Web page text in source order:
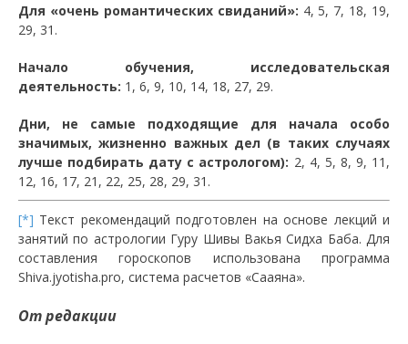
Для «очень романтических свиданий»: 4, 5, 7, 18, 19,
29, 31.
Начало обучения, исследовательская
деятельность: 1, 6, 9, 10, 14, 18, 27, 29.
Дни, не самые подходящие для начала особо
значимых, жизненно важных дел (в таких случаях
лучше подбирать дату с астрологом): 2, 4, 5, 8, 9, 11,
12, 16, 17, 21, 22, 25, 28, 29, 31.
[*] Текст рекомендаций подготовлен на основе лекций и
занятий по астрологии Гуру Шивы Вакья Сидха Баба. Для
составления гороскопов использована программа
Shiva.jyotisha.pro, система расчетов «Сааяна».
От редакции